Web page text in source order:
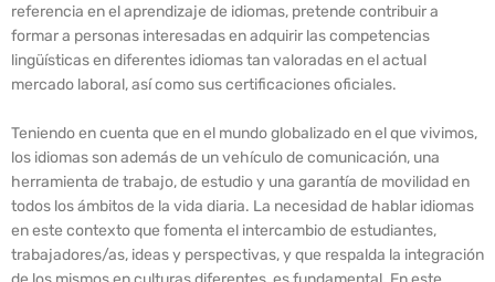
referencia en el aprendizaje de idiomas, pretende contribuir a
formar a personas interesadas en adquirir las competencias
lingüísticas en diferentes idiomas tan valoradas en el actual
mercado laboral, así como sus certificaciones oficiales.
Teniendo en cuenta que en el mundo globalizado en el que vivimos,
los idiomas son además de un vehículo de comunicación, una
herramienta de trabajo, de estudio y una garantía de movilidad en
todos los ámbitos de la vida diaria. La necesidad de hablar idiomas
en este contexto que fomenta el intercambio de estudiantes,
trabajadores/as, ideas y perspectivas, y que respalda la integración